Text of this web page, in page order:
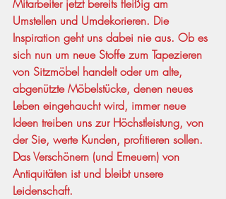
Mitarbeiter jetzt bereits fleißig am
Umstellen und Umdekorieren. Die
Inspiration geht uns dabei nie aus. Ob es
sich nun um neue Stoffe zum Tapezieren
von Sitzmöbel handelt oder um alte,
abgenützte Möbelstücke, denen neues
Leben eingehaucht wird, immer neue
Ideen treiben uns zur Höchstleistung, von
der Sie, werte Kunden, profitieren sollen.
Das Verschönern (und Erneuern) von
Antiquitäten ist und bleibt unsere
Leidenschaft.